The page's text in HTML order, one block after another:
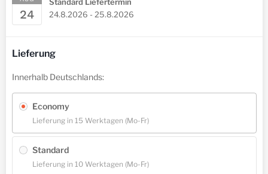
24
24.8.2026 - 25.8.2026
Lieferung
Innerhalb Deutschlands:
Economy
Lieferung in 15 Werktagen (Mo-Fr)
Standard
Lieferung in 10 Werktagen (Mo-Fr)